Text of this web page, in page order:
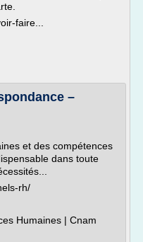
faire...
–
et des compétences
dans toute
rh/
Humaines | Cnam